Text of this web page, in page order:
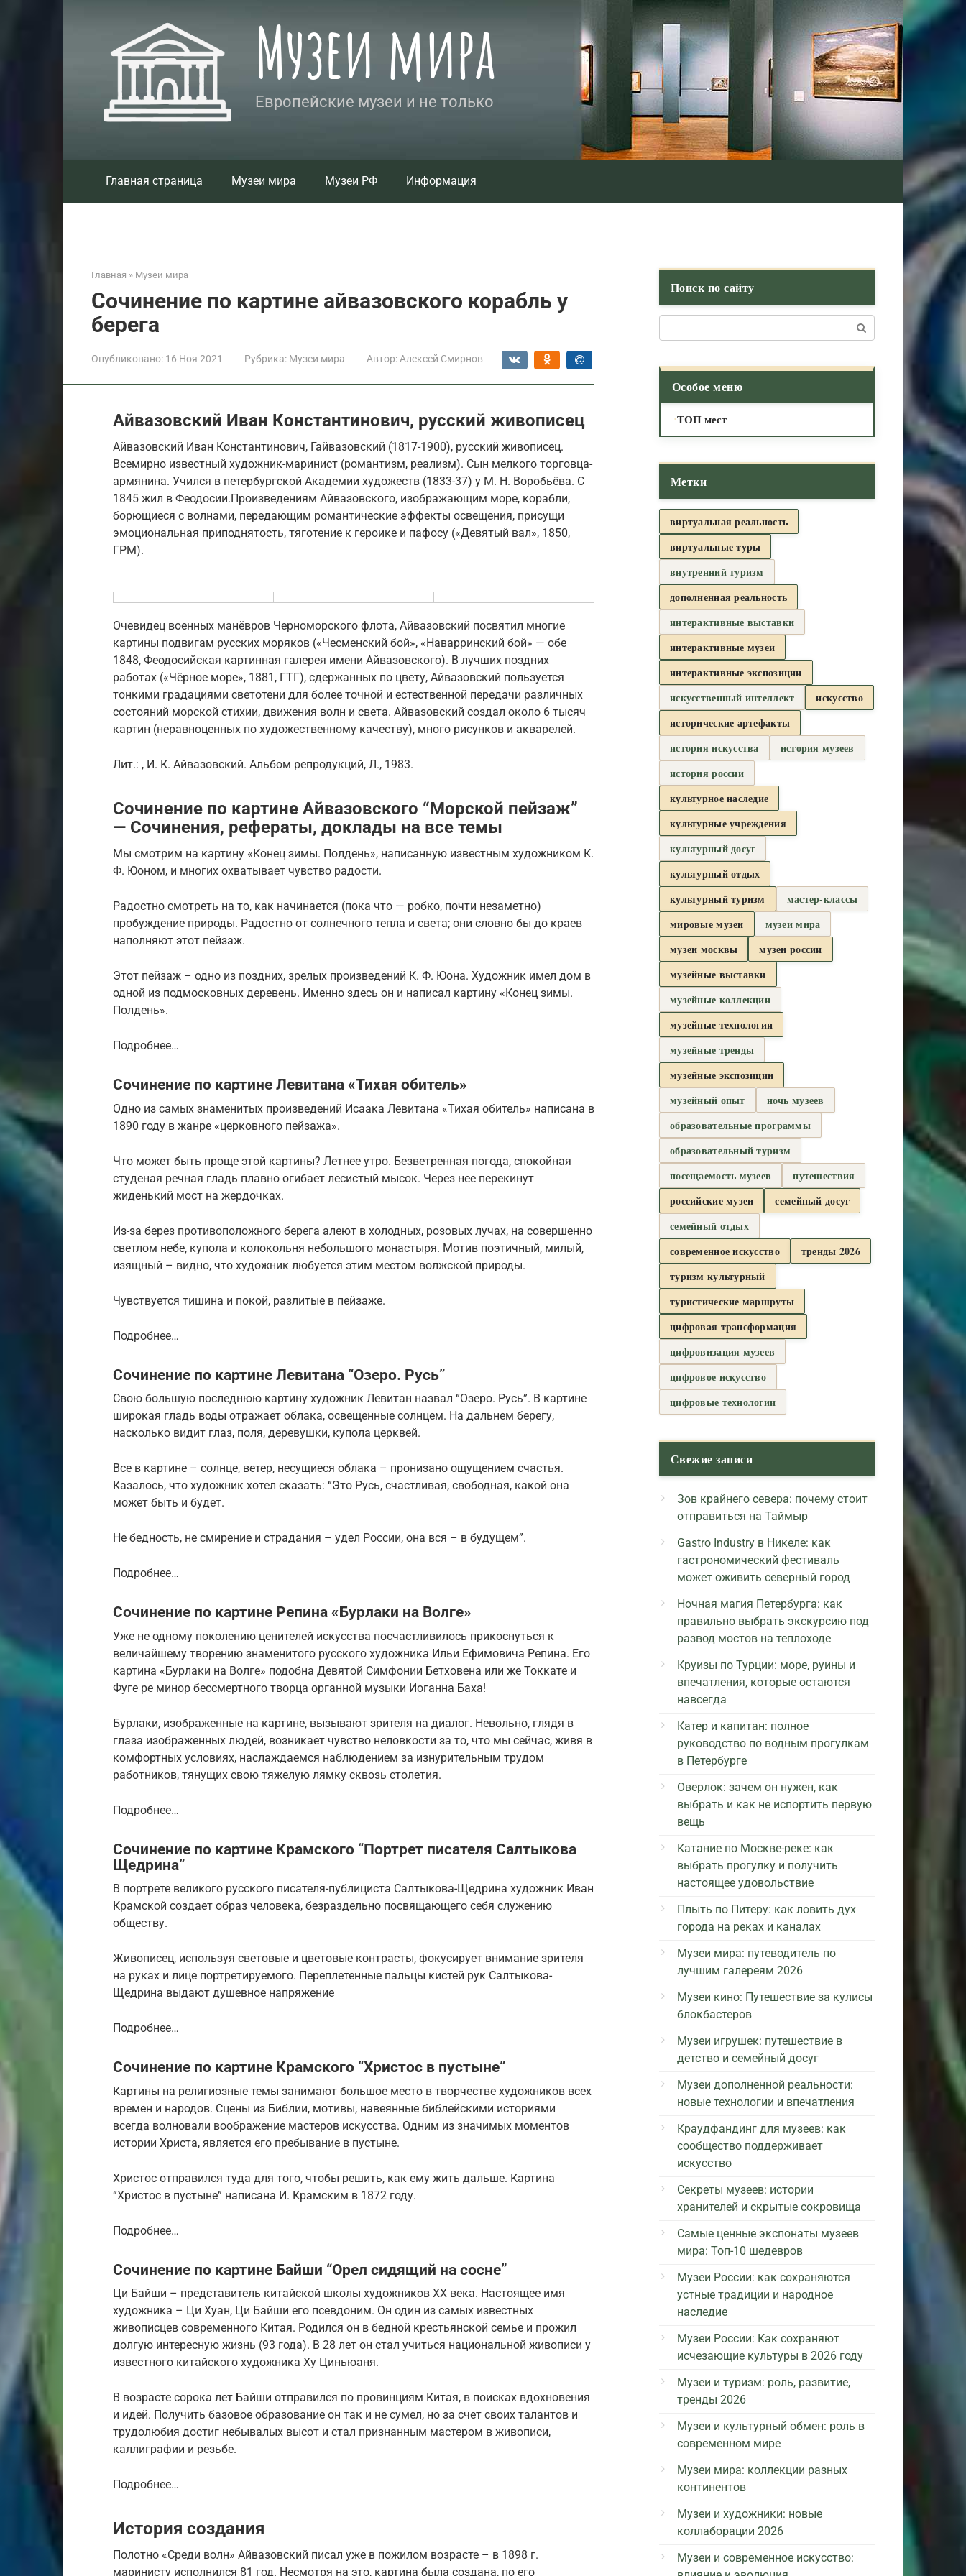
Музеи мира
Европейские музеи и не только
Главная страница Музеи мира Музеи РФ Информация
Главная » Музеи мира
Сочинение по картине айвазовского корабль у
берега
Опубликовано: 16 Ноя 2021 Рубрика: Музеи мира Автор: Алексей Смирнов
Айвазовский Иван Константинович, русский живописец
Айвазовский Иван Константинович, Гайвазовский (1817-1900), русский живописец.
Всемирно известный художник-маринист (романтизм, реализм). Сын мелкого торговца-
армянина. Учился в петербургской Академии художеств (1833-37) у М. Н. Воробьёва. С
1845 жил в Феодосии.Произведениям Айвазовского, изображающим море, корабли,
борющиеся с волнами, передающим романтические эффекты освещения, присущи
эмоциональная приподнятость, тяготение к героике и пафосу («Девятый вал», 1850,
ГРМ).
Очевидец военных манёвров Черноморского флота, Айвазовский посвятил многие
картины подвигам русских моряков («Чесменский бой», «Наварринский бой» — обе
1848, Феодосийская картинная галерея имени Айвазовского). В лучших поздних
работах («Чёрное море», 1881, ГТГ), сдержанных по цвету, Айвазовский пользуется
тонкими градациями светотени для более точной и естественной передачи различных
состояний морской стихии, движения волн и света. Айвазовский создал около 6 тысяч
картин (неравноценных по художественному качеству), много рисунков и акварелей.
Лит.: , И. К. Айвазовский. Альбом репродукций, Л., 1983.
Сочинение по картине Айвазовского “Морской пейзаж”
— Сочинения, рефераты, доклады на все темы
Мы смотрим на картину «Конец зимы. Полдень», написанную известным художником К.
Ф. Юоном, и многих охватывает чувство радости.
Радостно смотреть на то, как начинается (пока что — робко, почти незаметно)
пробуждение природы. Радостно от солнечного тепла и света; они словно бы до краев
наполняют этот пейзаж.
Этот пейзаж – одно из поздних, зрелых произведений К. Ф. Юона. Художник имел дом в
одной из подмосковных деревень. Именно здесь он и написал картину «Конец зимы.
Полдень».
Подробнее…
Сочинение по картине Левитана «Тихая обитель»
Одно из самых знаменитых произведений Исаака Левитана «Тихая обитель» написана в
1890 году в жанре «церковного пейзажа».
Что может быть проще этой картины? Летнее утро. Безветренная погода, спокойная
студеная речная гладь плавно огибает лесистый мысок. Через нее перекинут
жиденький мост на жердочках.
Из-за берез противоположного берега алеют в холодных, розовых лучах, на совершенно
светлом небе, купола и колокольня небольшого монастыря. Мотив поэтичный, милый,
изящный – видно, что художник любуется этим местом волжской природы.
Чувствуется тишина и покой, разлитые в пейзаже.
Подробнее…
Сочинение по картине Левитана “Озеро. Русь”
Свою большую последнюю картину художник Левитан назвал “Озеро. Русь”. В картине
широкая гладь воды отражает облака, освещенные солнцем. На дальнем берегу,
насколько видит глаз, поля, деревушки, купола церквей.
Все в картине – солнце, ветер, несущиеся облака – пронизано ощущением счастья.
Казалось, что художник хотел сказать: “Это Русь, счастливая, свободная, какой она
может быть и будет.
Не бедность, не смирение и страдания – удел России, она вся – в будущем”.
Подробнее…
Сочинение по картине Репина «Бурлаки на Волге»
Уже не одному поколению ценителей искусства посчастливилось прикоснуться к
величайшему творению знаменитого русского художника Ильи Ефимовича Репина. Его
картина «Бурлаки на Волге» подобна Девятой Симфонии Бетховена или же Токкате и
Фуге ре минор бессмертного творца органной музыки Иоганна Баха!
Бурлаки, изображенные на картине, вызывают зрителя на диалог. Невольно, глядя в
глаза изображенных людей, возникает чувство неловкости за то, что мы сейчас, живя в
комфортных условиях, наслаждаемся наблюдением за изнурительным трудом
работников, тянущих свою тяжелую лямку сквозь столетия.
Подробнее…
Сочинение по картине Крамского “Портрет писателя Салтыкова
Щедрина”
В портрете великого русского писателя-публициста Салтыкова-Щедрина художник Иван
Крамской создает образ человека, безраздельно посвящающего себя служению
обществу.
Живописец, используя световые и цветовые контрасты, фокусирует внимание зрителя
на руках и лице портретируемого. Переплетенные пальцы кистей рук Салтыкова-
Щедрина выдают душевное напряжение
Подробнее…
Сочинение по картине Крамского “Христос в пустыне”
Картины на религиозные темы занимают большое место в творчестве художников всех
времен и народов. Сцены из Библии, мотивы, навеянные библейскими историями
всегда волновали воображение мастеров искусства. Одним из значимых моментов
истории Христа, является его пребывание в пустыне.
Христос отправился туда для того, чтобы решить, как ему жить дальше. Картина
“Христос в пустыне” написана И. Крамским в 1872 году.
Подробнее…
Сочинение по картине Байши “Орел сидящий на сосне”
Ци Байши – представитель китайской школы художников XX века. Настоящее имя
художника – Ци Хуан, Ци Байши его псевдоним. Он один из самых известных
живописцев современного Китая. Родился он в бедной крестьянской семье и прожил
долгую интересную жизнь (93 года). В 28 лет он стал учиться национальной живописи у
известного китайского художника Ху Циньюаня.
В возрасте сорока лет Байши отправился по провинциям Китая, в поисках вдохновения
и идей. Получить базовое образование он так и не сумел, но за счет своих талантов и
трудолюбия достиг небывалых высот и стал признанным мастером в живописи,
каллиграфии и резьбе.
Подробнее…
История создания
Полотно «Среди волн» Айвазовский писал уже в пожилом возрасте – в 1898 г.
маринисту исполнился 81 год. Несмотря на это, картина была создана, по его
Поиск по сайту
Особое меню
ТОП мест
Метки
виртуальная реальность
виртуальные туры
внутренний туризм
дополненная реальность
интерактивные выставки
интерактивные музеи
интерактивные экспозиции
искусственный интеллект
искусство
исторические артефакты
история искусства
история музеев
история россии
культурное наследие
культурные учреждения
культурный досуг
культурный отдых
культурный туризм
мастер-классы
мировые музеи
музеи мира
музеи москвы
музеи россии
музейные выставки
музейные коллекции
музейные технологии
музейные тренды
музейные экспозиции
музейный опыт
ночь музеев
образовательные программы
образовательный туризм
посещаемость музеев
путешествия
российские музеи
семейный досуг
семейный отдых
современное искусство
тренды 2026
туризм культурный
туристические маршруты
цифровая трансформация
цифровизация музеев
цифровое искусство
цифровые технологии
Свежие записи
Зов крайнего севера: почему стоит
отправиться на Таймыр
Gastro Industry в Никеле: как
гастрономический фестиваль
может оживить северный город
Ночная магия Петербурга: как
правильно выбрать экскурсию под
развод мостов на теплоходе
Круизы по Турции: море, руины и
впечатления, которые остаются
навсегда
Катер и капитан: полное
руководство по водным прогулкам
в Петербурге
Оверлок: зачем он нужен, как
выбрать и как не испортить первую
вещь
Катание по Москве-реке: как
выбрать прогулку и получить
настоящее удовольствие
Плыть по Питеру: как ловить дух
города на реках и каналах
Музеи мира: путеводитель по
лучшим галереям 2026
Музеи кино: Путешествие за кулисы
блокбастеров
Музеи игрушек: путешествие в
детство и семейный досуг
Музеи дополненной реальности:
новые технологии и впечатления
Краудфандинг для музеев: как
сообщество поддерживает
искусство
Секреты музеев: истории
хранителей и скрытые сокровища
Самые ценные экспонаты музеев
мира: Топ-10 шедевров
Музеи России: как сохраняются
устные традиции и народное
наследие
Музеи России: Как сохраняют
исчезающие культуры в 2026 году
Музеи и туризм: роль, развитие,
тренды 2026
Музеи и культурный обмен: роль в
современном мире
Музеи мира: коллекции разных
континентов
Музеи и художники: новые
коллаборации 2026
Музеи и современное искусство: